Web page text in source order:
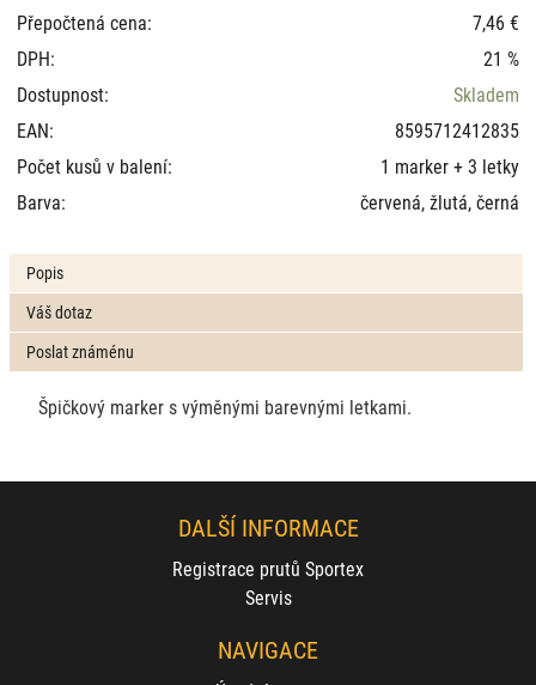
Přepočtená cena:
7,46 €
DPH:
21 %
Dostupnost:
Skladem
EAN:
8595712412835
Počet kusů v balení:
1 marker + 3 letky
Barva:
červená, žlutá, černá
Popis
Váš dotaz
Poslat známénu
Špičkový marker s výměnými barevnými letkami.
DALŠÍ INFORMACE
Registrace prutů Sportex
Servis
NAVIGACE